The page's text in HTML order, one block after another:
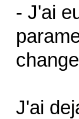
- J'ai
J'ai